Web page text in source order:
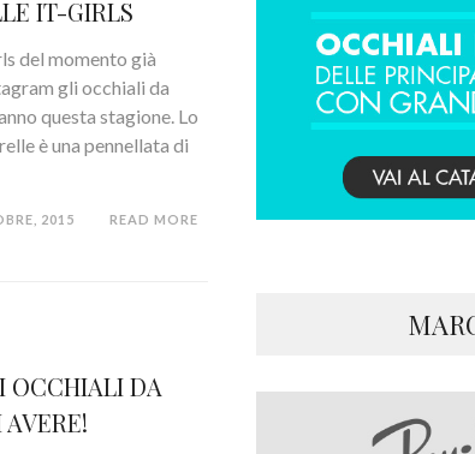
IT-GIRLS
del momento già
gli occhiali da
questa stagione. Lo
è una pennellata di
2015 READ MORE
OCCHIALI DA